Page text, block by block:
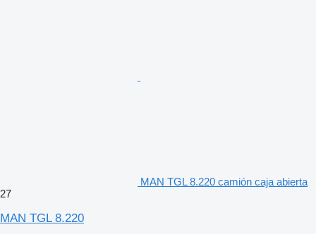
MAN TGL 8.220 camión caja abierta
27
MAN TGL 8.220